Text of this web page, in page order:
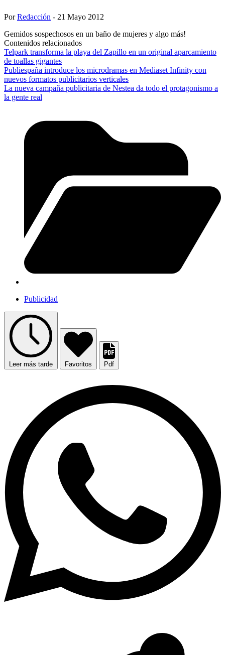
PorRedacción - 21 Mayo 2012
Gemidos sospechosos en un baño de mujeres y algo más!
Contenidos relacionados
Telpark transforma la playa del Zapillo en un original aparcamiento
de toallas gigantes
Publiespaña introduce los microdramas en Mediaset Infinity con
nuevos formatos publicitarios verticales
La nueva campaña publicitaria de Nestea da todo el protagonismo a
la gente real
Publicidad
Leer más tarde Favoritos Pdf